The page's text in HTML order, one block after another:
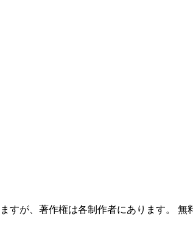
が、著作権は各制作者にあります。 無